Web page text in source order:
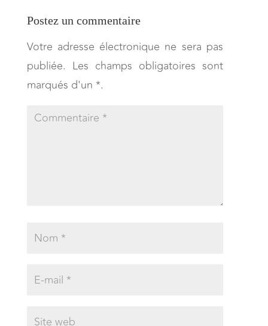
Postez un commentaire
Votre adresse électronique ne sera pas
publiée. Les champs obligatoires sont
marqués d'un *.